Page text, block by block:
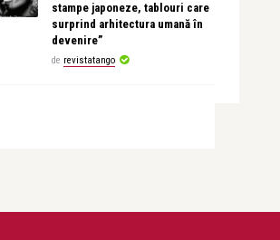
stampe japoneze, tablouri care
surprind arhitectura umană în
devenire”
de revistatango